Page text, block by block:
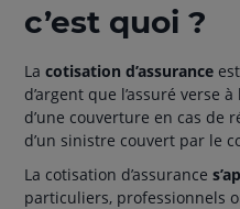
c’est quoi ?
Lacotisation d’assurance
d’argent que l’assuré verse
d’une couverture en cas de
d’un sinistre couvert par le
La cotisation d’assurance
particuliers, professionnels